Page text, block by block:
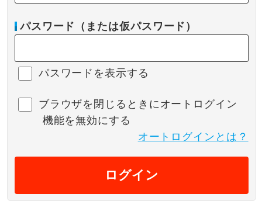
パスワード（または仮パスワード）
パスワードを表示する
ブラウザを閉じるときにオートログイン
機能を無効にする
オートログインとは？
ログイン